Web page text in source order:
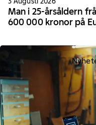
Man i 25-årsåldern
600 000 kronor på